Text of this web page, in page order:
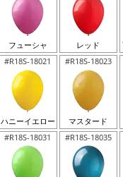
フューシャ レッド
#R18S-18021
ハニーイエロー
#R18S-18023
マスタード
#R18S-18031
#R18S-18035